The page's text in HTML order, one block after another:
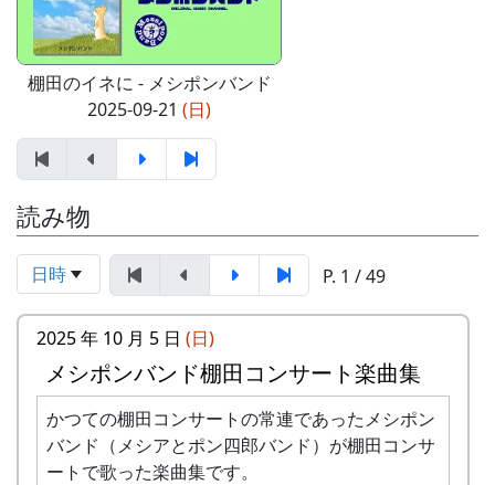
棚田のイネに - メシポンバンド
2025-09-21 (日)
読み物
日時 P. 1 / 49
2025 年 10 月 5 日 (日)
メシポンバンド棚田コンサート楽曲集
かつての棚田コンサートの常連であったメシポン
バンド（メシアとポン四郎バンド）が棚田コンサ
ートで歌った楽曲集です。